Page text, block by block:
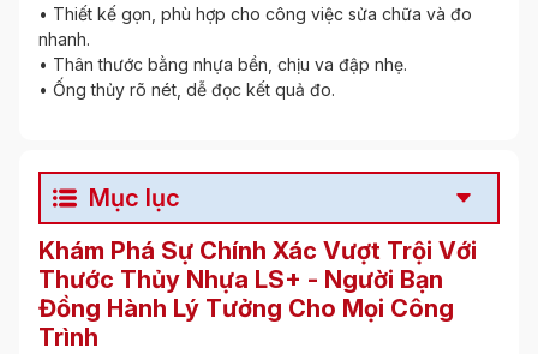
• Thiết kế gọn, phù hợp cho công việc sửa chữa và đo
nhanh.
• Thân thước bằng nhựa bền, chịu va đập nhẹ.
• Ống thủy rõ nét, dễ đọc kết quả đo.
Mục lục
Khám Phá Sự Chính Xác Vượt Trội Với
Thước Thủy Nhựa LS+ - Người Bạn
Đồng Hành Lý Tưởng Cho Mọi Công
Trình